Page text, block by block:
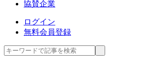
協賛企業
ログイン
無料会員登録